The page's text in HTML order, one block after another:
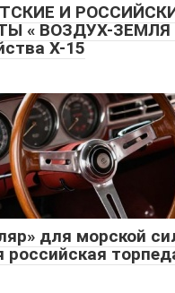
И
« ВОЗДУХ-ЗЕМЛЯ
Х-15
для морской
российская